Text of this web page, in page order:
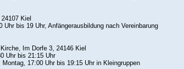
Kiel
Uhr bis 19 Uhr, Anfängerausbildung nach Vereinbarung
Im Dorfe 3, 24146 Kiel
Uhr bis 21:15 Uhr
17:00 Uhr bis 19:15 Uhr in Kleingruppen